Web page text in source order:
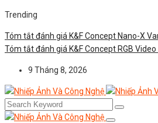
Trending
Tóm tắt đánh giá K&F Concept Nano-X
Tóm tắt đánh giá K&F Concept RGB
9 Tháng 8, 2026